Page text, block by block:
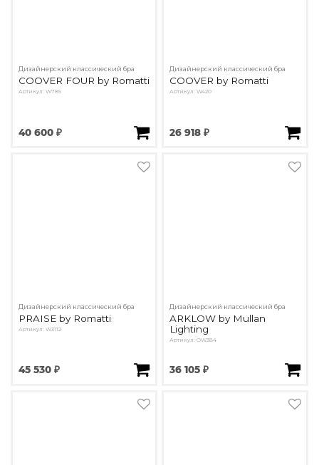
Дизайнерский классический бра
COOVER FOUR by Romatti
Артикул: W785
40 600 ₽
Дизайнерский классический бра
COOVER by Romatti
Артикул: W420
26 918 ₽
Дизайнерский классический бра
PRAISE by Romatti
Артикул: W3112
45 530 ₽
Дизайнерский классический бра
ARKLOW by Mullan
Lighting
Артикул: OW384
36 105 ₽